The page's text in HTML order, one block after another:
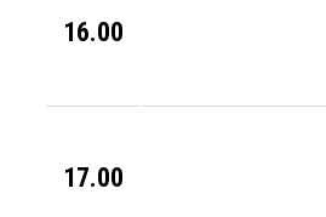
16.00
17.00